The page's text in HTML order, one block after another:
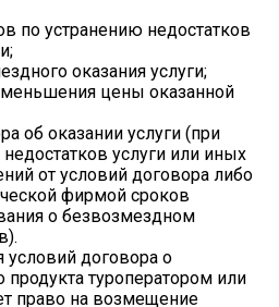
по устранению недостатков
оказания услуги;
цены оказанной
об оказании услуги (при
услуги или иных
от условий договора либо
фирмой сроков
о безвозмездном
условий договора о
продукта туроператором или
право на возмещение